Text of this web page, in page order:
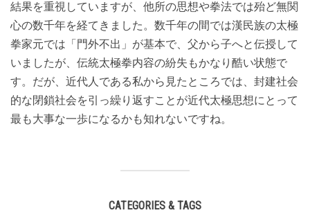
結果を重視していますが、他所の思想や拳法では殆ど無関
心の数千年を経てきました。数千年の間では漢民族の太極
拳家元では「門外不出」が基本で、父から子へと伝授して
いましたが、伝統太極拳内容の紛失もかなり酷い状態で
す。だが、近代人である私から見たところでは、封建社会
的な閉鎖社会を引っ繰り返すことが近代太極思想にとって
最も大事な一歩になるかも知れないですね。
CATEGORIES & TAGS